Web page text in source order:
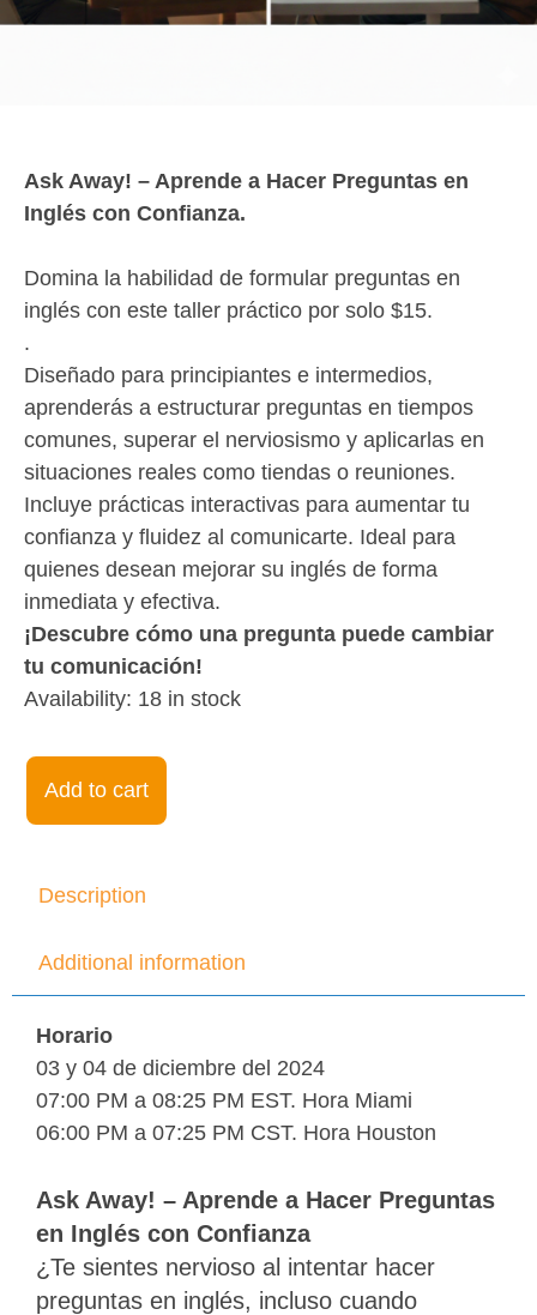
Ask Away! – Aprende a Hacer Preguntas en
Inglés con Confianza.
Domina la habilidad de formular preguntas en
inglés con este taller práctico por solo $15.
.
Diseñado para principiantes e intermedios,
aprenderás a estructurar preguntas en tiempos
comunes, superar el nerviosismo y aplicarlas en
situaciones reales como tiendas o reuniones.
Incluye prácticas interactivas para aumentar tu
confianza y fluidez al comunicarte. Ideal para
quienes desean mejorar su inglés de forma
inmediata y efectiva.
¡Descubre cómo una pregunta puede cambiar
tu comunicación!
Availability: 18 in stock
Ask
03Dec24-
04Dec24.
7pm
quantity
Add to cart
Description
Additional information
Horario
03 y 04 de diciembre del 2024
07:00 PM a 08:25 PM EST. Hora Miami
06:00 PM a 07:25 PM CST. Hora Houston
Ask Away! – Aprende a Hacer Preguntas
en Inglés con Confianza
¿Te sientes nervioso al intentar hacer
preguntas en inglés, incluso cuando